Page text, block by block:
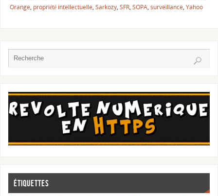
Orange, propriété intellectuelle, Sarkozy, SFR, SOPA, surveillance, Yahoo
Étiquettes